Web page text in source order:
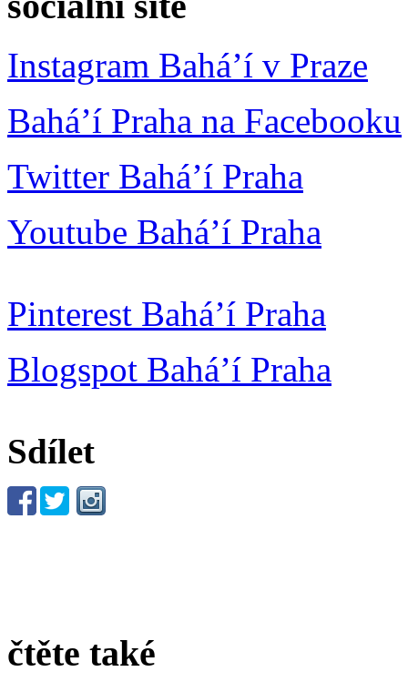
Instagram Bahá’í v Praze
Bahá’í Praha na Facebooku
Twitter Bahá’í Praha
Youtube Bahá’í Praha
Pinterest Bahá’í Praha
Blogspot Bahá’í Praha
Sdílet
čtěte také